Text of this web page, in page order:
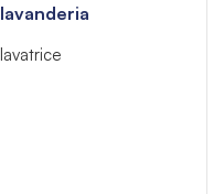
lavanderia
lavatrice